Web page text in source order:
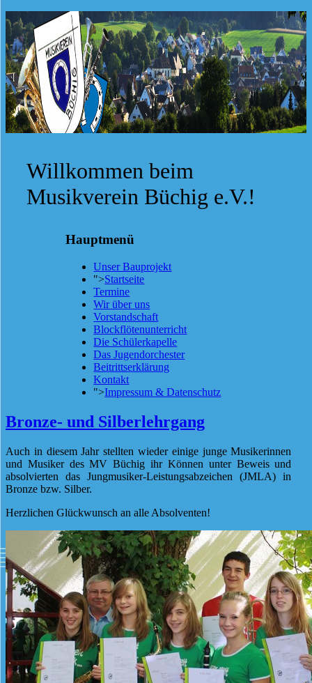
Willkommen beim
Musikverein Büchig e.V.!
Hauptmenü
Unser Bauprojekt
">Startseite
Termine
Wir über uns
Vorstandschaft
Blockflötenunterricht
Die Schülerkapelle
Das Jugendorchester
Beitrittserklärung
Kontakt
">Impressum & Datenschutz
Bronze- und Silberlehrgang
Auch in diesem Jahr stellten wieder einige junge Musikerinnen
und Musiker des MV Büchig ihr Können unter Beweis und
absolvierten das Jungmusiker-Leistungsabzeichen (JMLA) in
Bronze bzw. Silber.
Herzlichen Glückwunsch an alle Absolventen!